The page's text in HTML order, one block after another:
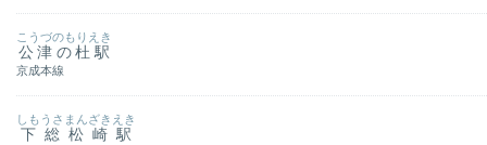
公津の杜駅
こうづのもりえき
京成本線
下総松崎駅
しもうさまんざきえき